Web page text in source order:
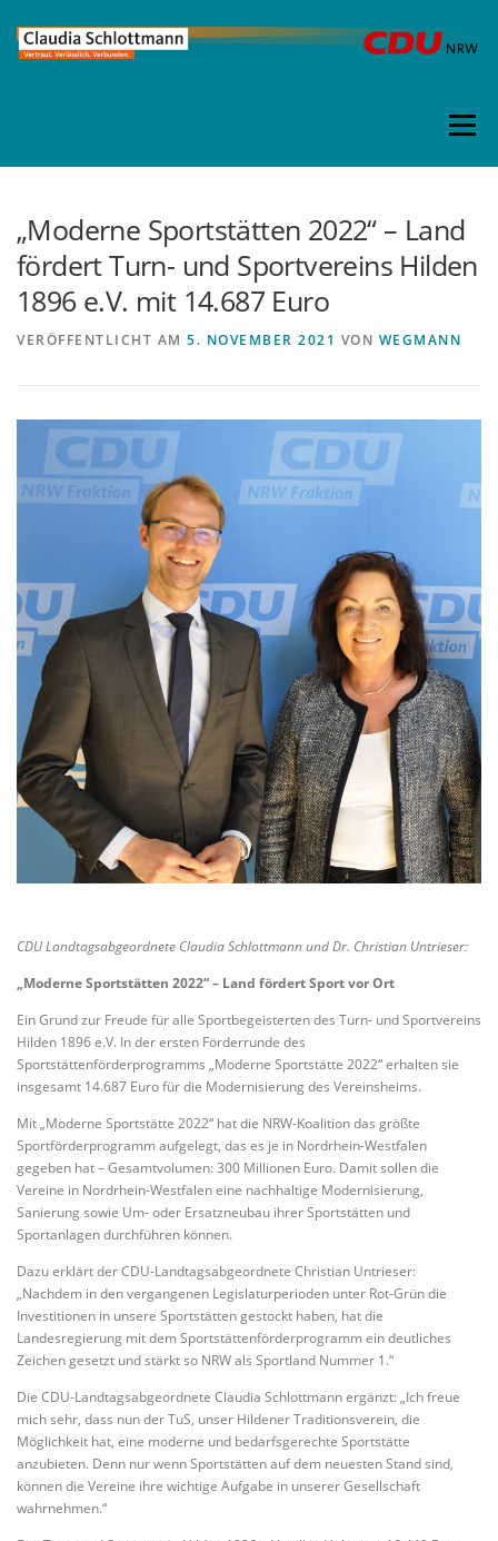
zum
Inhalt
Menü
„Moderne Sportstätten 2022“ – Land
fördert Turn- und Sportvereins Hilden
1896 e.V. mit 14.687 Euro
VERÖFFENTLICHT AM 5. NOVEMBER 2021 VON WEGMANN
CDU Landtagsabgeordnete Claudia Schlottmann und Dr. Christian Untrieser:
„Moderne Sportstätten 2022“ – Land fördert Sport vor Ort
Ein Grund zur Freude für alle Sportbegeisterten des Turn- und Sportvereins
Hilden 1896 e.V. In der ersten Förderrunde des
Sportstättenförderprogramms „Moderne Sportstätte 2022“ erhalten sie
insgesamt 14.687 Euro für die Modernisierung des Vereinsheims.
Mit „Moderne Sportstätte 2022“ hat die NRW-Koalition das größte
Sportförderprogramm aufgelegt, das es je in Nordrhein-Westfalen
gegeben hat – Gesamtvolumen: 300 Millionen Euro. Damit sollen die
Vereine in Nordrhein-Westfalen eine nachhaltige Modernisierung,
Sanierung sowie Um- oder Ersatzneubau ihrer Sportstätten und
Sportanlagen durchführen können.
Dazu erklärt der CDU-Landtagsabgeordnete Christian Untrieser:
„Nachdem in den vergangenen Legislaturperioden unter Rot-Grün die
Investitionen in unsere Sportstätten gestockt haben, hat die
Landesregierung mit dem Sportstättenförderprogramm ein deutliches
Zeichen gesetzt und stärkt so NRW als Sportland Nummer 1.“
Die CDU-Landtagsabgeordnete Claudia Schlottmann ergänzt:„Ich freue
mich sehr, dass nun der TuS, unser Hildener Traditionsverein, die
Möglichkeit hat, eine moderne und bedarfsgerechte Sportstätte
anzubieten. Denn nur wenn Sportstätten auf dem neuesten Stand sind,
können die Vereine ihre wichtige Aufgabe in unserer Gesellschaft
wahrnehmen.“